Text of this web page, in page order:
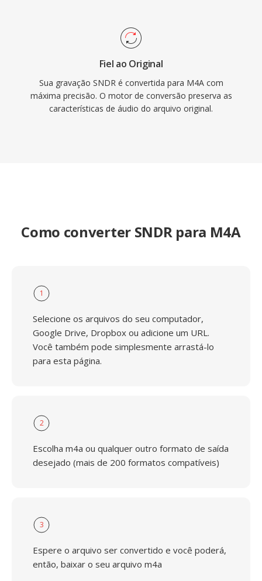
Fiel ao Original
Sua gravação SNDR é convertida para M4A com
máxima precisão. O motor de conversão preserva as
características de áudio do arquivo original.
Como converter SNDR para M4A
1
Selecione os arquivos do seu computador,
Google Drive, Dropbox ou adicione um URL.
Você também pode simplesmente arrastá-lo
para esta página.
2
Escolha m4a ou qualquer outro formato de saída
desejado (mais de 200 formatos compatíveis)
3
Espere o arquivo ser convertido e você poderá,
então, baixar o seu arquivo m4a